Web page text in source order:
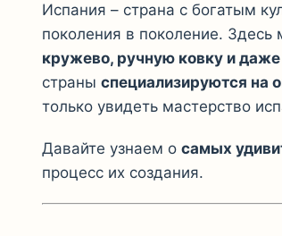
Испания – страна с богатым
поколения в поколение. Здесь
кружево, ручную ковку и
страны специализируются на
только увидеть мастерство
Давайте узнаем о самых
процесс их создания.